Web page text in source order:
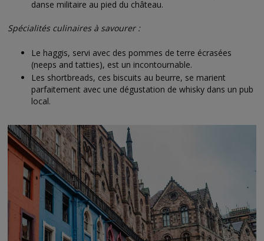
danse militaire au pied du château.
Spécialités culinaires à savourer :
Le haggis, servi avec des pommes de terre écrasées
(neeps and tatties), est un incontournable.
Les shortbreads, ces biscuits au beurre, se marient
parfaitement avec une dégustation de whisky dans un pub
local.